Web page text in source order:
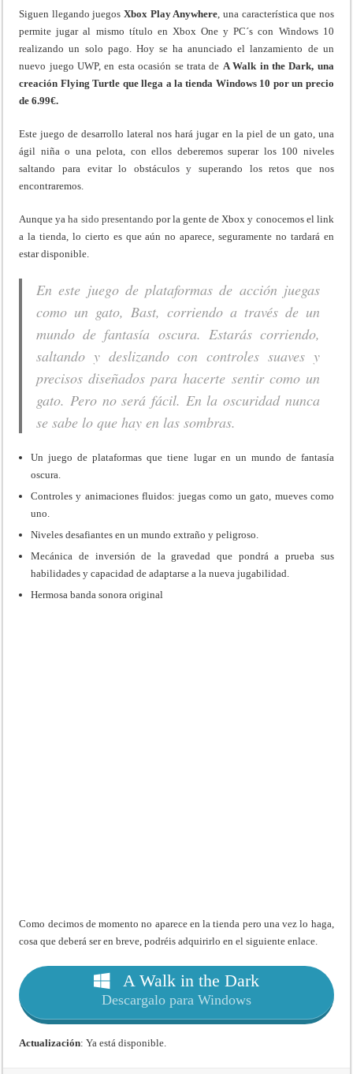
Siguen llegando juegosXbox Play Anywhere, una característica que nos
permite jugar al mismo título en Xbox One y PC´s con Windows 10
realizando un solo pago. Hoy se ha anunciado el lanzamiento de un
nuevo juego UWP, en esta ocasión se trata de A Walk in the Dark, una
creación Flying Turtle que llega a la tienda Windows 10 por un precio
de 6.99€.
Este juego de desarrollo lateral nos hará jugar en la piel de un gato, una
ágil niña o una pelota, con ellos deberemos superar los 100 niveles
saltando para evitar lo obstáculos y superando los retos que nos
encontraremos.
Aunque yaha sido presentando por la gente de Xbox y conocemos el link
a la tienda, lo cierto es que aún no aparece, seguramente no tardará en
estar disponible.
En este juego de plataformas de acción juegas
como un gato, Bast, corriendo a través de un
mundo de fantasía oscura. Estarás corriendo,
saltando y deslizando con controles suaves y
precisos diseñados para hacerte sentir como un
gato. Pero no será fácil. En la oscuridad nunca
se sabe lo que hay en las sombras.
Un juego de plataformas que tiene lugar en un mundo de fantasía
oscura.
Controles y animaciones fluidos: juegas como un gato, mueves como
uno.
Niveles desafiantes en un mundo extraño y peligroso.
Mecánica de inversión de la gravedad que pondrá a prueba sus
habilidades y capacidad de adaptarse a la nueva jugabilidad.
Hermosa banda sonora original
Como decimos de momento no aparece en la tienda pero una vez lo haga,
cosa que deberá ser en breve, podréis adquirirlo en el siguiente enlace.
A Walk in the Dark
Descargalo para Windows
Actualización: Ya está disponible.